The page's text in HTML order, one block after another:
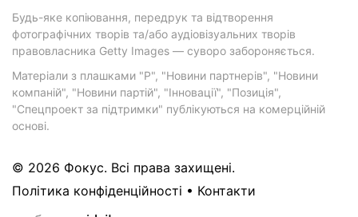
Будь-яке копіювання, передрук та відтворення
фотографічних творів та/або аудіовізуальних творів
правовласника Getty Images — суворо забороняється.
Матеріали з плашками "Р", "Новини партнерів", "Новини
компаній", "Новини партій", "Інновації", "Позиція",
"Спецпроект за підтримки" публікуються на комерційній
основі.
© 2026 Фокус. Всі права захищені.
Політика конфіденційності • Контакти